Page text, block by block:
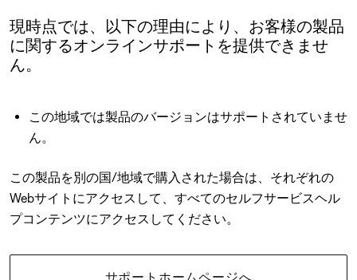
現時点では、以下の理由により、お客様の製品
に関するオンラインサポートを提供できませ
ん。
この地域では製品のバージョンはサポートされていませ
ん。
この製品を別の国/地域で購入された場合は、それぞれの
Webサイトにアクセスして、すべてのセルフサービスヘル
プコンテンツにアクセスしてください。
サポートホームページへ